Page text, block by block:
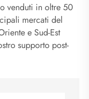
venduti in oltre 50
mercati del
e Sud-Est
supporto post-